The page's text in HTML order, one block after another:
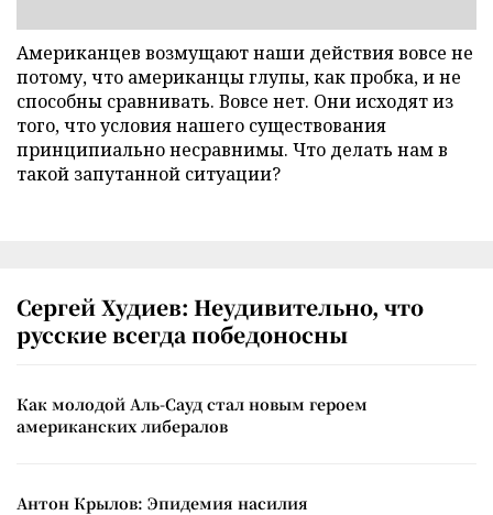
Американцев возмущают наши действия вовсе не
потому, что американцы глупы, как пробка, и не
способны сравнивать. Вовсе нет. Они исходят из
того, что условия нашего существования
принципиально несравнимы. Что делать нам в
такой запутанной ситуации?
Сергей Худиев: Неудивительно, что
русские всегда победоносны
Как молодой Аль-Сауд стал новым героем
американских либералов
Антон Крылов: Эпидемия насилия